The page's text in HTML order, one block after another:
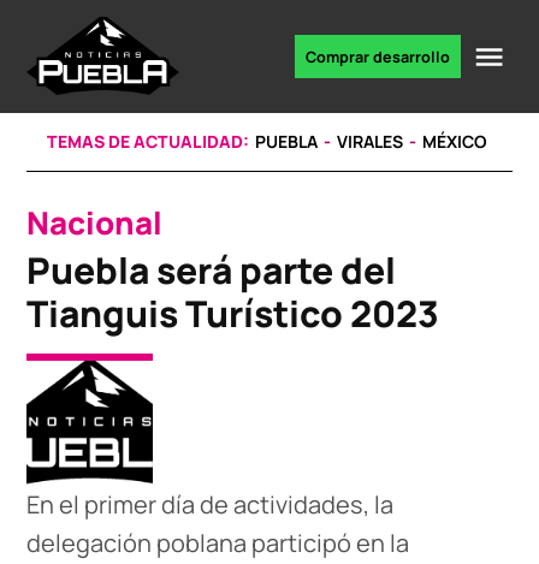
content
noticias
Comprar desarrollo
TEMAS DE ACTUALIDAD: PUEBLA VIRALES MÉXICO
POSTED
IN
Nacional
Puebla será parte del
Tianguis Turístico 2023
En el primer día de actividades, la
delegación poblana participó en la